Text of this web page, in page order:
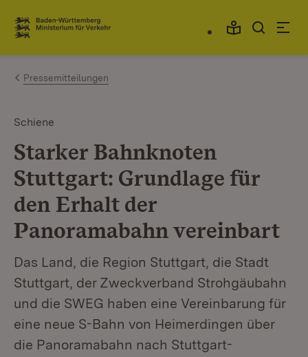
Zum Inhalt springen
Link zur Startseite
Pressemitteilungen
Schiene
Starker Bahnknoten
Stuttgart: Grundlage für
den Erhalt der
Panoramabahn vereinbart
Das Land, die Region Stuttgart, die Stadt
Stuttgart, der Zweckverband Strohgäubahn
und die SWEG haben eine Vereinbarung für
eine neue S-Bahn von Heimerdingen über
die Panoramabahn nach Stuttgart-